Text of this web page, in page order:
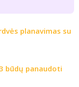
planavimas su
būdų panaudoti